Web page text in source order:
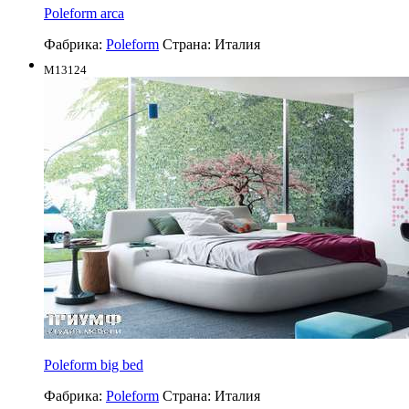
Poleform arca
Фабрика: Poleform Страна: Италия
M13124
Poleform big bed
Фабрика: Poleform Страна: Италия